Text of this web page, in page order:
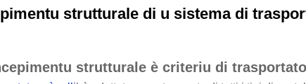
strutturale di u sistema di
strutturale è criteriu di